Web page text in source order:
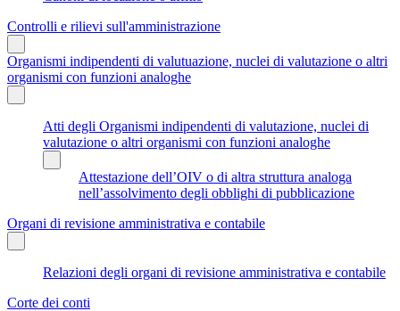
Controlli e rilievi sull'amministrazione
Organismi indipendenti di valutuazione, nuclei di valutazione o altri
organismi con funzioni analoghe
Atti degli Organismi indipendenti di valutazione, nuclei di
valutazione o altri organismi con funzioni analoghe
Attestazione dell’OIV o di altra struttura analoga
nell’assolvimento degli obblighi di pubblicazione
Organi di revisione amministrativa e contabile
Relazioni degli organi di revisione amministrativa e contabile
Corte dei conti